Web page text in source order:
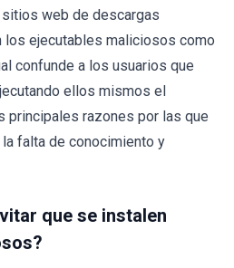
web de descargas
los ejecutables maliciosos como
confunde a los usuarios que
ellos mismos el
principales razones por las que
falta de conocimiento y
que se instalen